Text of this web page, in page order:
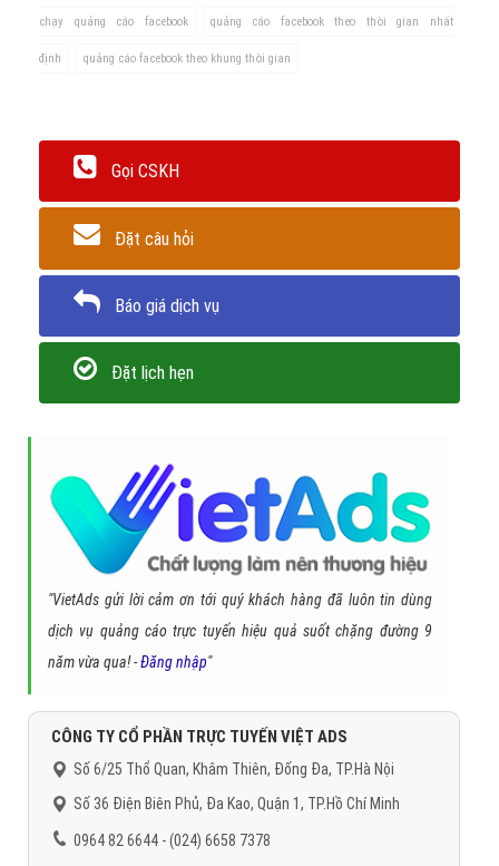
chạy quảng cáo facebook quảng cáo facebook theo thời gian nhất
định quảng cáo facebook theo khung thời gian
Gọi CSKH
Đặt câu hỏi
Báo giá dịch vụ
Đặt lịch hẹn
"VietAds gửi lời cảm ơn tới quý khách hàng đã luôn tin dùng
dịch vụ quảng cáo trực tuyến hiệu quả suốt chặng đường 9
năm vừa qua! -Đăng nhập"
CÔNG TY CỔ PHẦN TRỰC TUYẾN VIỆT ADS
Số 6/25 Thổ Quan, Khâm Thiên, Đống Đa, TP.Hà Nội
Số 36 Điện Biên Phủ, Đa Kao, Quận 1, TP.Hồ Chí Minh
0964 82 6644 - (024) 6658 7378